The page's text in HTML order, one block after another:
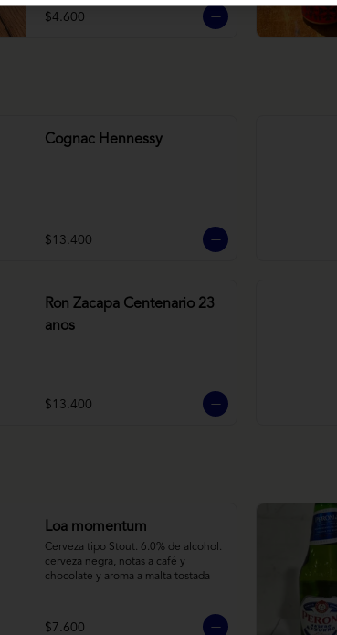
$4.600
Cognac Hennessy
$13.400
Ron Zacapa Centenario 23
anos
$13.400
Loa momentum
Cerveza tipo Stout. 6.0% de alcohol.
cerveza negra, notas a café y
chocolate y aroma a malta tostada
$7.600